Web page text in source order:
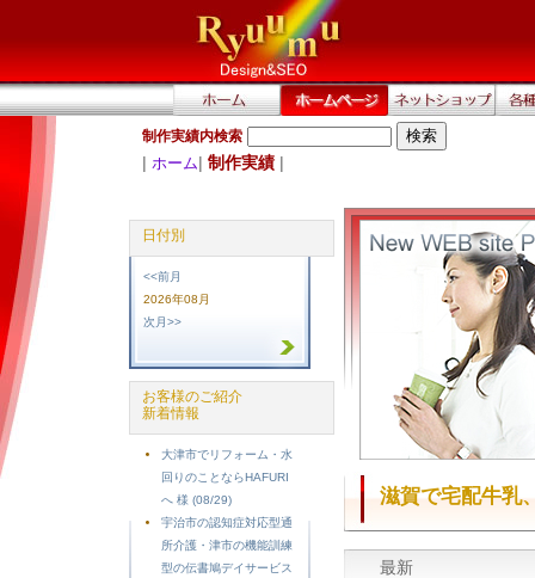
制作実績内検索
| ホーム| 制作実績 |
滋賀で宅配牛乳
最新
日付別
<<前月
2026年08月
次月>>
お客様のご紹介
新着情報
大津市でリフォーム・水
回りのことならHAFURI
へ 様 (08/29)
宇治市の認知症対応型通
所介護・津市の機能訓練
型の伝書鳩デイサービス